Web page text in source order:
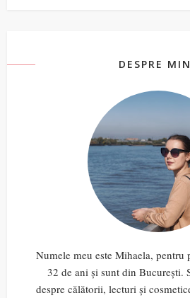
DESPRE
Numele meu este Mihaela, pentru
32 de ani și sunt din București.
despre călătorii, lecturi și